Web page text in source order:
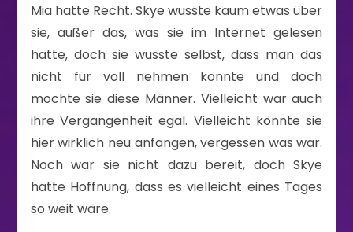
Mia hatte Recht. Skye wusste kaum etwas über
sie, außer das, was sie im Internet gelesen
hatte, doch sie wusste selbst, dass man das
nicht für voll nehmen konnte und doch
mochte sie diese Männer. Vielleicht war auch
ihre Vergangenheit egal. Vielleicht könnte sie
hier wirklich neu anfangen, vergessen was war.
Noch war sie nicht dazu bereit, doch Skye
hatte Hoffnung, dass es vielleicht eines Tages
so weit wäre.